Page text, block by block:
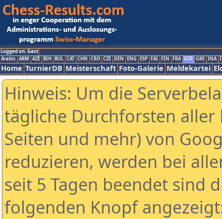
Logged on: Gast
Arabic ARM AZE BIH BUL CAT CHN CRO CZE DEN ENG ESP FAI FIN FRA GER GRE INA
Home TurnierDB Meisterschaft Foto-Galerie Meldekartei
Hinweis: Um die
tägliche Durchforsten aller
Seiten und mehr) von
reduzieren, werden bei
seit 5 Tagen beendet sind
folgenden Knopf